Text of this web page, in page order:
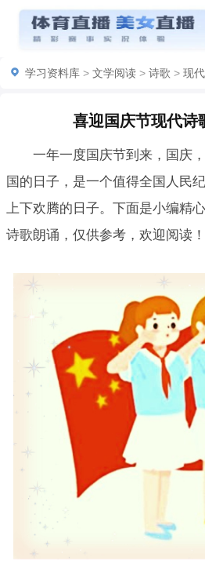
学习资料库 > 文学阅读 > 诗歌 > 现
喜迎国庆节现代诗
一年一度国庆节到来，国庆
国的日子，是一个值得全国人民
上下欢腾的日子。下面是小编精
诗歌朗诵，仅供参考，欢迎阅读！